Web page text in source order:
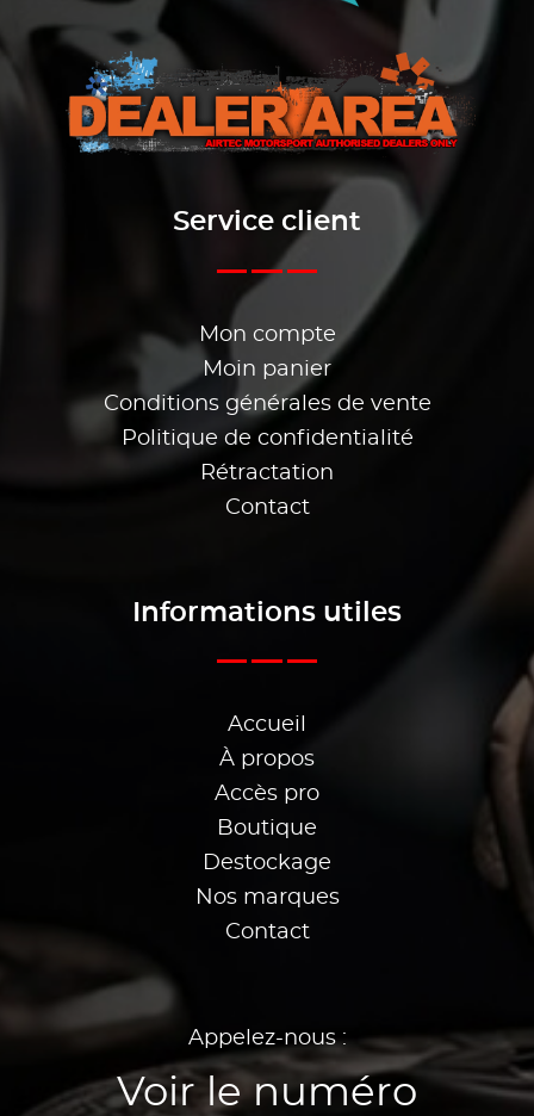
Service client
Mon compte
Moin panier
Conditions générales de vente
Politique de confidentialité
Rétractation
Contact
Informations utiles
Accueil
À propos
Accès pro
Boutique
Destockage
Nos marques
Contact
Appelez-nous :
Voir le numéro